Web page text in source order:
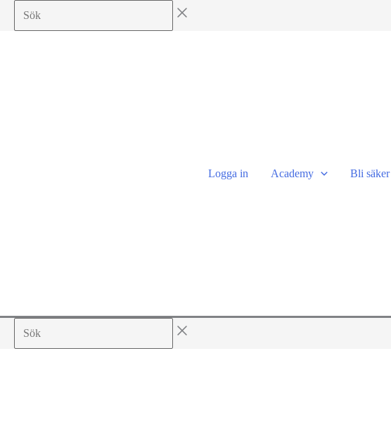
Hoppa
Logga in Academy Bli säker